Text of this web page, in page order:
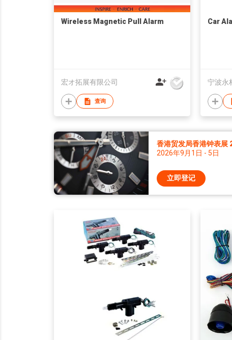
Wireless Magnetic Pull Alarm
宏オ拓展有限公司
查询
Car
宁波永
香港贸发局香港钟表展
2026年9月1日 - 5日
立即登记